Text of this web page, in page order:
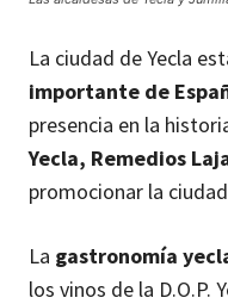
La ciudad de Yecla
importante de
presencia en la
Yecla, Remedios
promocionar la
La gastronomía
los vinos de la D.O.P.